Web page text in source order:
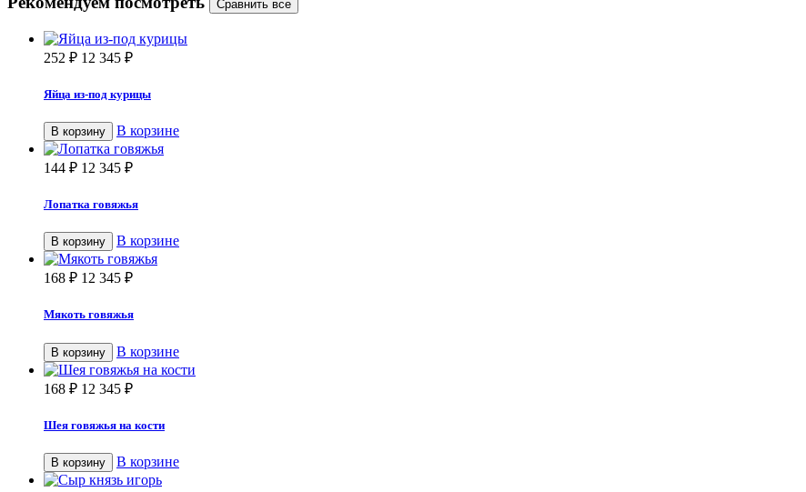
252 ₽ 12 345 ₽
Яйца из-под курицы
В корзину В корзине
144 ₽ 12 345 ₽
Лопатка говяжья
В корзину В корзине
168 ₽ 12 345 ₽
Мякоть говяжья
В корзину В корзине
168 ₽ 12 345 ₽
Шея говяжья на кости
В корзину В корзине